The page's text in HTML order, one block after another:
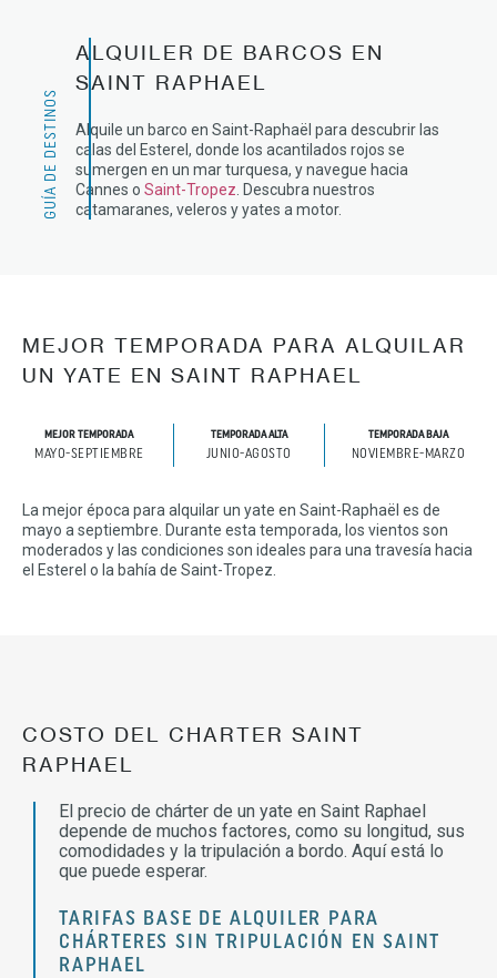
GUÍA DE DESTINOS
ALQUILER DE BARCOS EN
SAINT RAPHAEL
Alquile un barco en Saint-Raphaël para descubrir las
calas del Esterel, donde los acantilados rojos se
sumergen en un mar turquesa, y navegue hacia
Cannes o Saint-Tropez . Descubra nuestros
catamaranes, veleros y yates a motor.
MEJOR TEMPORADA PARA ALQUILAR
UN YATE EN SAINT RAPHAEL
MEJOR TEMPORADA
MAYO-SEPTIEMBRE
TEMPORADA ALTA
JUNIO-AGOSTO
TEMPORADA BAJA
NOVIEMBRE-MARZO
La mejor época para alquilar un yate en Saint-Raphaël es de
mayo a septiembre. Durante esta temporada, los vientos son
moderados y las condiciones son ideales para una travesía hacia
el Esterel o la bahía de Saint-Tropez.
COSTO DEL CHARTER SAINT
RAPHAEL
El precio de chárter de un yate en Saint Raphael
depende de muchos factores, como su longitud, sus
comodidades y la tripulación a bordo. Aquí está lo
que puede esperar.
TARIFAS BASE DE ALQUILER PARA
CHÁRTERES SIN TRIPULACIÓN EN SAINT
RAPHAEL